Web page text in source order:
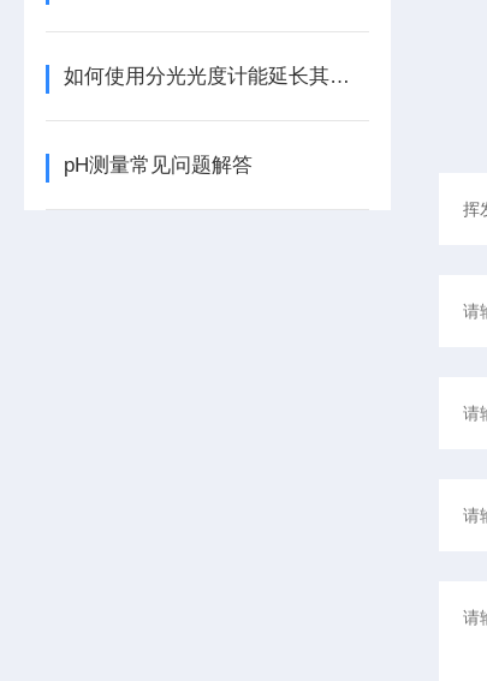
如何使用分光光度计能延长其使用寿命？
pH测量常见问题解答